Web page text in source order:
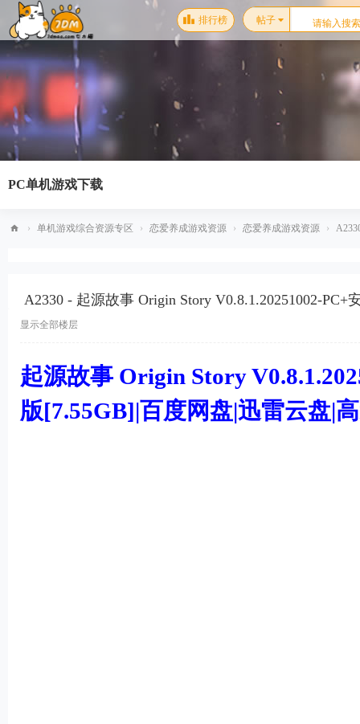
排行榜 帖子
PC单机游戏下载
› 单机游戏综合资源专区 › 恋爱养成游戏资源 › 恋爱养成游戏资源 ›
A2330 - 起源故事 Origin Story V0.8.1.20251002-
显示全部楼层
起源故事 Origin Story
版[7.55GB]|百度网盘|迅雷云盘|